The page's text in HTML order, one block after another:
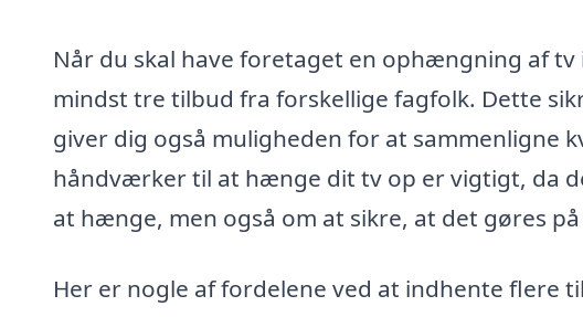
Når du skal have foretaget en ophængning af
mindst tre tilbud fra forskellige fagfolk. Dette
giver dig også muligheden for at sammenligne
håndværker til at hænge dit tv op er vigtigt, da
at hænge, men også om at sikre, at det gøres
Her er nogle af fordelene ved at indhente flere